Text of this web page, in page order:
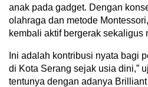
anak pada gadget. Dengan
olahraga dan metode
kembali aktif bergerak sekaligus
Ini adalah kontribusi nyata bagi
di Kota Serang sejak usia dini,”
tentunya dengan adanya